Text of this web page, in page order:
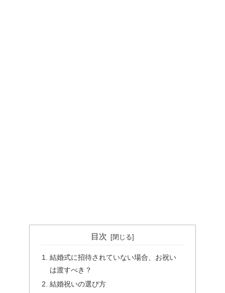
目次
結婚式に招待されていない場合、お祝い
は渡すべき？
結婚祝いの選び方